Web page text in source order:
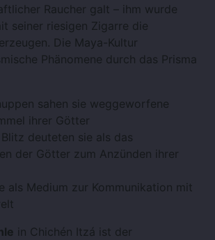
Raucher galt – ihm wurde
seiner riesigen Zigarre die
Die Maya-Kultur
Phänomene durch das Prisma
sahen sie weggeworfene
ihrer Götter
deuteten sie als das
der Götter zum Anzünden ihrer
als Medium zur Kommunikation mit
in Chichén Itzá ist der